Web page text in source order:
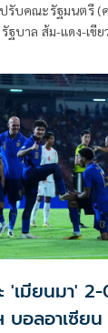
รับคณะรัฐมนตรี (
บาล ส้ม-แดง-เขีย
'เมียนมา'
บอลอาเซีย